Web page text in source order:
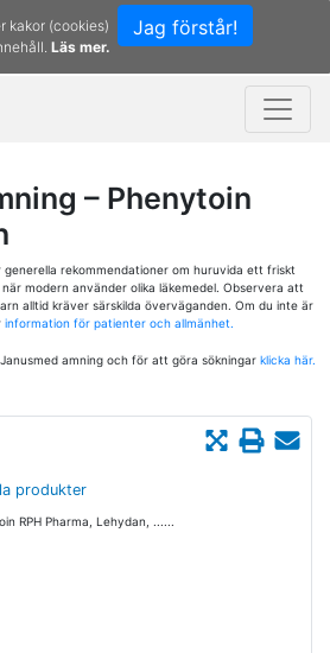
Jag förstår!
kakor (cookies)
Läs mer.
– Phenytoin
generella rekommendationer om huruvida ett friskt
modern använder olika läkemedel. Observera att
alltid kräver särskilda överväganden. Om du inte är
information för patienter och allmänhet.
amning och för att göra sökningar klicka här.
produkter
RPH Pharma, Lehydan, ......